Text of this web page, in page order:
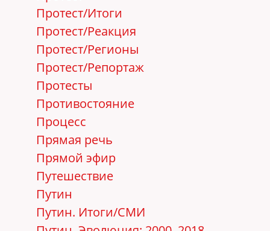
Протест/Итоги
Протест/Реакция
Протест/Регионы
Протест/Репортаж
Протесты
Противостояние
Процесс
Прямая речь
Прямой эфир
Путешествие
Путин
Путин. Итоги/СМИ